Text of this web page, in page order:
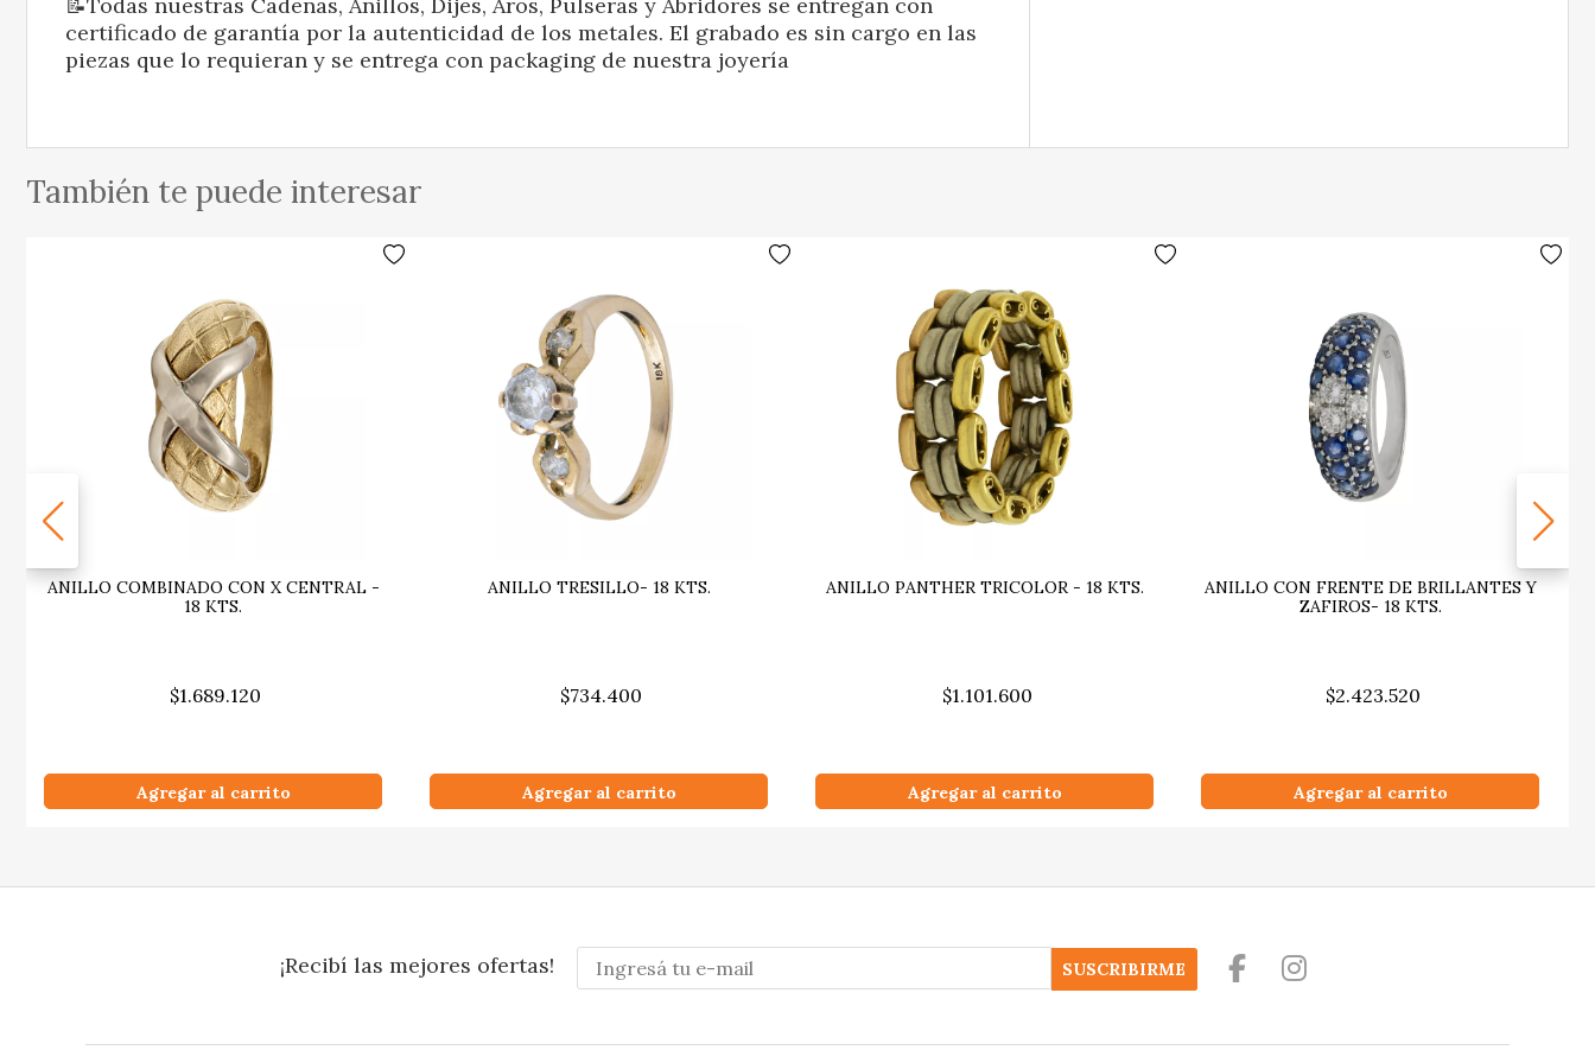
certificado de garantía por la autenticidad de los metales. El grabado es sin cargo en las
piezas que lo requieran y se entrega con packaging de nuestra joyería
También te puede interesar
ANILLO COMBINADO CON X CENTRAL -
18 KTS.
$1.689.120
Agregar al carrito
ANILLO TRESILLO- 18 KTS.
$734.400
Agregar al carrito
ANILLO PANTHER TRICOLOR - 18 KTS.
$1.101.600
Agregar al carrito
ANILLO CON FRENTE DE BRILLANTES Y
ZAFIROS- 18 KTS.
$2.423.520
Agregar al carrito
¡Recibí las mejores ofertas! SUSCRIBIRME